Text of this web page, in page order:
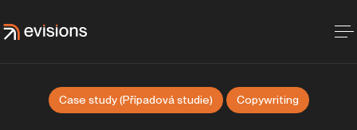
Case study (Případová studie) Copywriting